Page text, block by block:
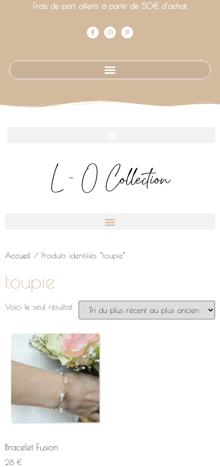
Frais de port offerts à partir de 50€ d’achat.
L - O Collection
Accueil / Produits identifiés “toupie”
toupie
Voici le seul résultat
Bracelet Fusion
28 €